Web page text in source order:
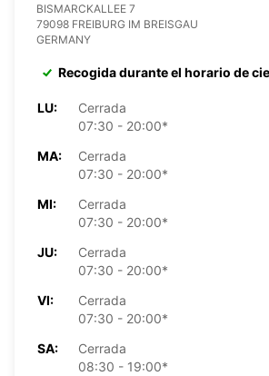
BISMARCKALLEE 7
79098 FREIBURG IM BREISGAU
GERMANY
Recogida durante el horario de
LU:
Cerrada
07:30 - 20:00*
MA:
Cerrada
07:30 - 20:00*
MI:
Cerrada
07:30 - 20:00*
JU:
Cerrada
07:30 - 20:00*
VI:
Cerrada
07:30 - 20:00*
SA:
Cerrada
08:30 - 19:00*